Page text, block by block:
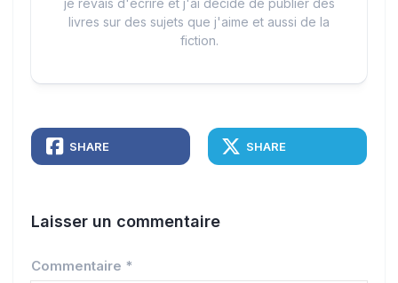
je rêvais d'écrire et j'ai décidé de publier des
livres sur des sujets que j'aime et aussi de la
fiction.
SHARE SHARE
Laisser un commentaire
Commentaire *